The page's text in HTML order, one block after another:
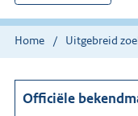
hier:
Home Uitgebreid
Officiële